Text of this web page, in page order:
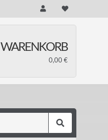
WARENKORB
0,00 €